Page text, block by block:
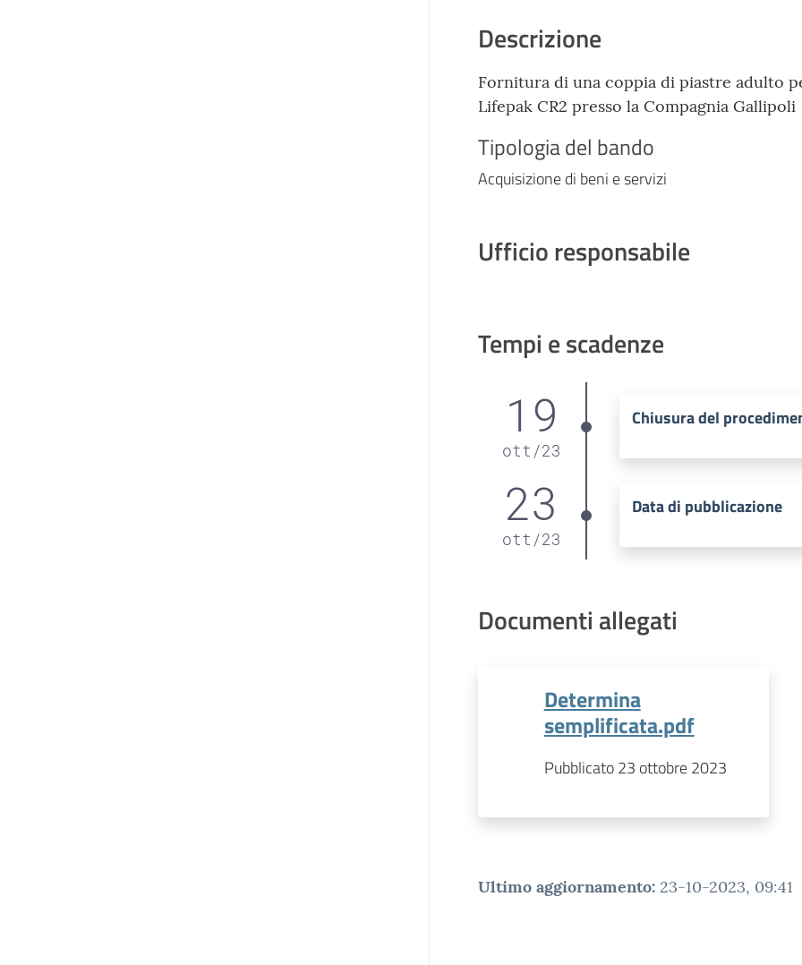
Descrizione
Fornitura di una coppia di piastre adulto
Lifepak CR2 presso la Compagnia Gallipoli
Tipologia del bando
Acquisizione di beni e servizi
Ufficio responsabile
Tempi e scadenze
19
ott /23
Chiusura del
23
ott /23
Data di pubblicazione
Documenti allegati
Determina
semplificata.pdf
Pubblicato 23 ottobre 2023
Ultimo aggiornamento: 23-10-2023, 09:41